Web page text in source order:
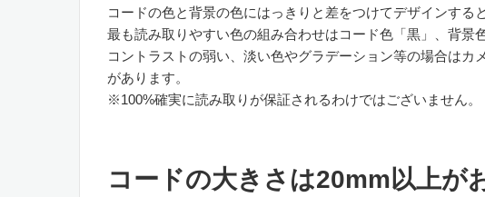
コードの色と背景の色にはっきりと差をつけてデザインする
最も読み取りやすい色の組み合わせはコード色「黒」、背景
コントラストの弱い、淡い色やグラデーション等の場合は
があります。
※100%確実に読み取りが保証されるわけではございません。
コードの大きさは20mm以上が